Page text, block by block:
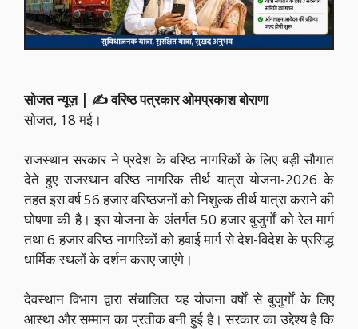
सोजत न्यूज़ | ✍️ वरिष्ठ पत्रकार ओमप्रकाश बोराणा
सोजत, 18 मई।
राजस्थान सरकार ने प्रदेश के वरिष्ठ नागरिकों के लिए बड़ी सौगात
देते हुए राजस्थान वरिष्ठ नागरिक तीर्थ यात्रा योजना-2026 के
तहत इस वर्ष 56 हजार वरिष्ठजनों को निशुल्क तीर्थ यात्रा कराने की
घोषणा की है। इस योजना के अंतर्गत 50 हजार बुजुर्गों को रेल मार्ग
तथा 6 हजार वरिष्ठ नागरिकों को हवाई मार्ग से देश-विदेश के प्रसिद्ध
धार्मिक स्थलों के दर्शन कराए जाएंगे।
देवस्थान विभाग द्वारा संचालित यह योजना वर्षों से बुजुर्गों के लिए
आस्था और सम्मान का प्रतीक बनी हुई है। सरकार का उद्देश्य है कि